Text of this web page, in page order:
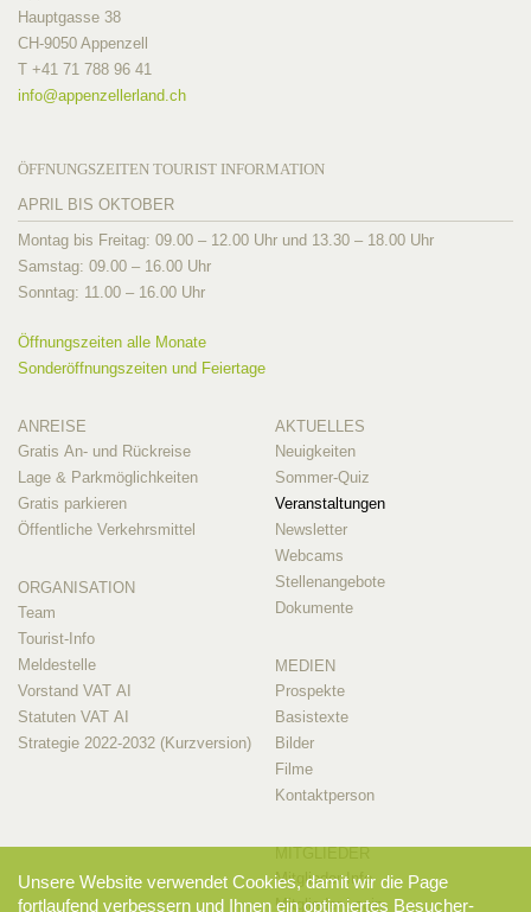
Hauptgasse 38
CH-9050 Appenzell
T +41 71 788 96 41
info@appenzellerland.ch
ÖFFNUNGSZEITEN TOURIST INFORMATION
APRIL BIS OKTOBER
Montag bis Freitag: 09.00 – 12.00 Uhr und 13.30 – 18.00 Uhr
Samstag: 09.00 – 16.00 Uhr
Sonntag: 11.00 – 16.00 Uhr
Öffnungszeiten alle Monate
Sonderöffnungszeiten und Feiertage
ANREISE
Gratis An- und Rückreise
Lage & Parkmöglichkeiten
Gratis parkieren
Öffentliche Verkehrsmittel
ORGANISATION
Team
Tourist-Info
Meldestelle
Vorstand VAT AI
Statuten VAT AI
Strategie 2022-2032 (Kurzversion)
AKTUELLES
Neuigkeiten
Sommer-Quiz
Veranstaltungen
Newsletter
Webcams
Stellenangebote
Dokumente
MEDIEN
Prospekte
Basistexte
Bilder
Filme
Kontaktperson
Mitglieder-Info
Mitglieder-Login
Unsere Website verwendet Cookies, damit wir die Page
fortlaufend verbessern und Ihnen ein optimiertes Besucher-